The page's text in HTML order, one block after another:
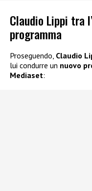
Claudio Lippi tra
programma
Proseguendo, Claudio
lui condurre un nuovo
Mediaset: